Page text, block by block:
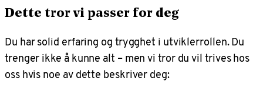
Dette tror vi passer for deg
Du har solid erfaring og trygghet i utviklerrollen. Du
trenger ikke å kunne alt – men vi tror du vil trives hos
oss hvis noe av dette beskriver deg: